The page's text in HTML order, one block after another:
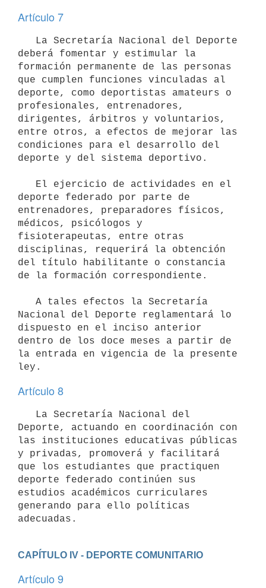
Artículo 7
deberá fomentar y estimular la
formación permanente de las personas
que cumplen funciones vinculadas al
deporte, como deportistas amateurs o
profesionales, entrenadores,
dirigentes, árbitros y voluntarios,
entre otros, a efectos de mejorar las
condiciones para el desarrollo del
deporte y del sistema deportivo.
deporte federado por parte de
entrenadores, preparadores físicos,
médicos, psicólogos y
fisioterapeutas, entre otras
disciplinas, requerirá la obtención
del título habilitante o constancia
de la formación correspondiente.
Nacional del Deporte reglamentará lo
dispuesto en el inciso anterior
dentro de los doce meses a partir de
la entrada en vigencia de la presente
Artículo 8
Deporte, actuando en coordinación con
las instituciones educativas públicas
y privadas, promoverá y facilitará
que los estudiantes que practiquen
deporte federado continúen sus
estudios académicos curriculares
generando para ello políticas
CAPÍTULO IV - DEPORTE COMUNITARIO
Artículo 9